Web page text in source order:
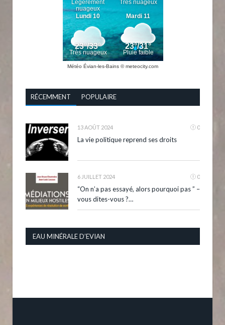
Météo Évian-les-Bains © meteocity.com
RÉCEMMENT POPULAIRE
13 AOÛT 2024 0
La vie politique reprend ses droits
6 JUILLET 2024 0
“On n’a pas essayé, alors pourquoi pas ” –
vous dites-vous ?…
EAU MINÉRALE D’EVIAN